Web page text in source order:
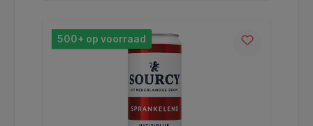
500+ op voorraad